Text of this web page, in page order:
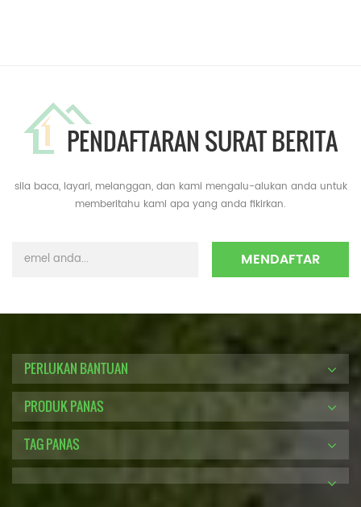
PENDAFTARAN SURAT BERITA
sila baca, layari, melanggan, dan kami mengalu-alukan anda untuk
memberitahu kami apa yang anda fikirkan.
PERLUKAN BANTUAN
PRODUK PANAS
TAG PANAS